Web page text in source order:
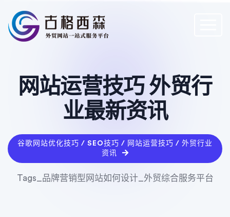
网站运营技巧 外贸行
业最新资讯
谷歌网站优化技巧 / SEO技巧 / 网站运营技巧 / 外贸行业
资讯
Tags_品牌营销型网站如何设计_外贸综合服务平台